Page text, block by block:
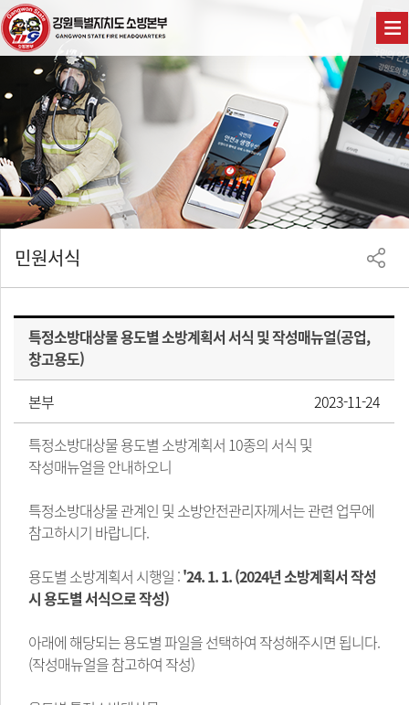
민원서식
특정소방대상물 용도별 소방계획서 서식 및 작성매뉴얼(공업,
창고용도)
본부
2023-11-24
특정소방대상물 용도별 소방계획서 10종의 서식 및
작성매뉴얼을 안내하오니
특정소방대상물 관계인 및 소방안전관리자께서는 관련 업무에
참고하시기 바랍니다.
용도별 소방계획서 시행일 :'24. 1. 1. (2024년 소방계획서 작성
시 용도별 서식으로 작성)
아래에 해당되는 용도별 파일을 선택하여 작성해주시면 됩니다.
(작성매뉴얼을 참고하여 작성)